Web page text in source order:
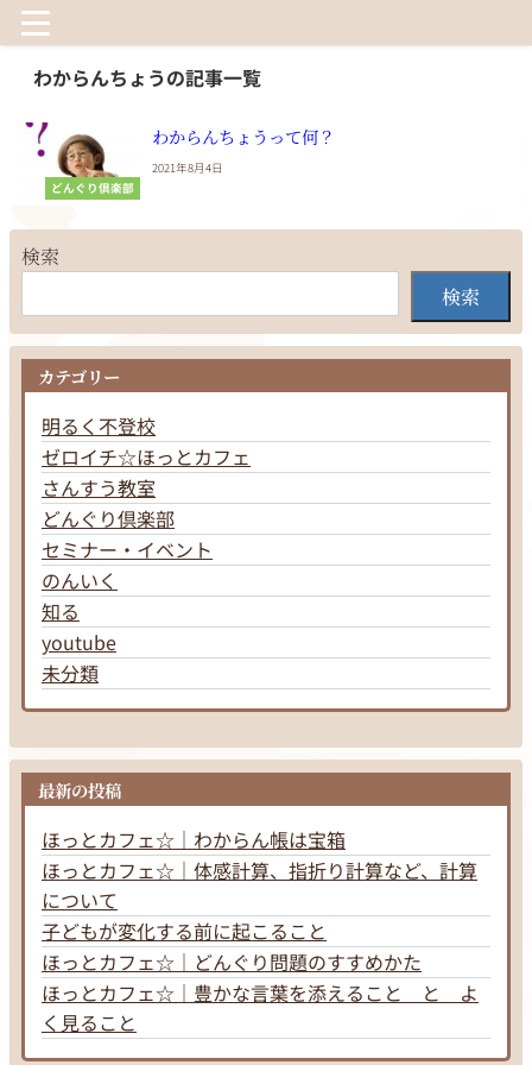
わからんちょうの記事一覧
どんぐり倶楽部
わからんちょうって何？
2021年8月4日
検索
検索
カテゴリー
明るく不登校
ゼロイチ☆ほっとカフェ
さんすう教室
どんぐり倶楽部
セミナー・イベント
のんいく
知る
youtube
未分類
最新の投稿
ほっとカフェ☆｜わからん帳は宝箱
ほっとカフェ☆｜体感計算、指折り計算など、計算
について
子どもが変化する前に起こること
ほっとカフェ☆｜どんぐり問題のすすめかた
ほっとカフェ☆｜豊かな言葉を添えること と よ
く見ること